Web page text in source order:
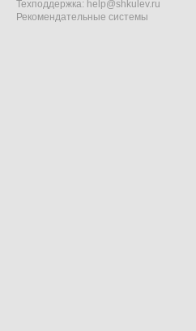
Техподдержка: help@shkulev.ru
Рекомендательные системы